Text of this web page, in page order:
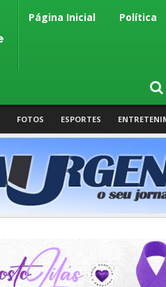
Página Inicial Política
FOTOS ESPORTES